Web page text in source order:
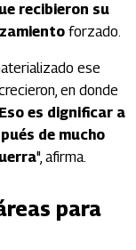
recibieron su
forzado.
ese
en donde
Eso es dignificar a
de mucho
", afirma.
para